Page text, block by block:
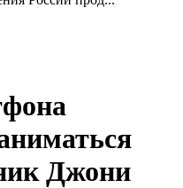
Джони